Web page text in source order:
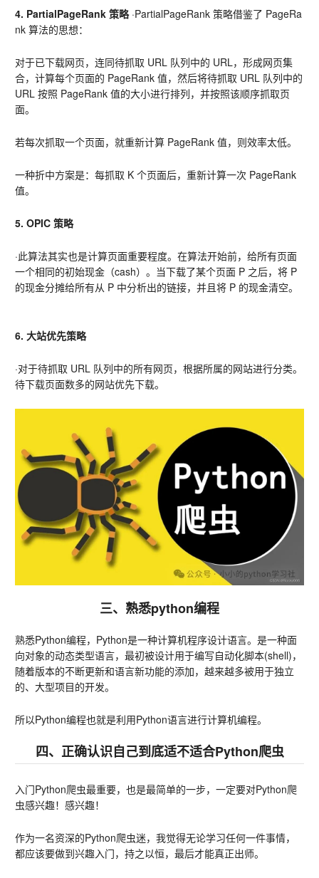
4. PartialPageRank 策略 ·PartialPageRank 策略借鉴了 PageRa
nk 算法的思想：
对于已下载网页，连同待抓取 URL 队列中的 URL，形成网页集
合，计算每个页面的 PageRank 值，然后将待抓取 URL 队列中的
URL 按照 PageRank 值的大小进行排列，并按照该顺序抓取页
面。
若每次抓取一个页面，就重新计算 PageRank 值，则效率太低。
一种折中方案是：每抓取 K 个页面后，重新计算一次 PageRank
值。
5. OPIC 策略
·此算法其实也是计算页面重要程度。在算法开始前，给所有页面
一个相同的初始现金（cash）。当下载了某个页面 P 之后，将 P
的现金分摊给所有从 P 中分析出的链接，并且将 P 的现金清空。
6. 大站优先策略
·对于待抓取 URL 队列中的所有网页，根据所属的网站进行分类。
待下载页面数多的网站优先下载。
三、熟悉python编程
熟悉Python编程，Python是一种计算机程序设计语言。是一种面
向对象的动态类型语言，最初被设计用于编写自动化脚本(shell)，
随着版本的不断更新和语言新功能的添加，越来越多被用于独立
的、大型项目的开发。
所以Python编程也就是利用Python语言进行计算机编程。
四、正确认识自己到底适不适合Python爬虫
入门Python爬虫最重要，也是最简单的一步，一定要对Python爬
虫感兴趣！感兴趣！
作为一名资深的Python爬虫迷，我觉得无论学习任何一件事情，
都应该要做到兴趣入门，持之以恒，最后才能真正出师。